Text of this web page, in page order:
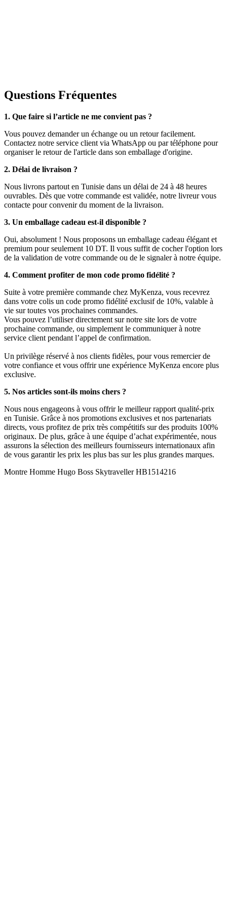
Questions Fréquentes
1. Que faire si l’article ne me convient pas ?
Vous pouvez demander un échange ou un retour facilement.
Contactez notre service client via WhatsApp ou par téléphone pour
organiser le retour de l'article dans son emballage d'origine.
2. Délai de livraison ?
Nous livrons partout en Tunisie dans un délai de 24 à 48 heures
ouvrables. Dès que votre commande est validée, notre livreur vous
contacte pour convenir du moment de la livraison.
3. Un emballage cadeau est-il disponible ?
Oui, absolument ! Nous proposons un emballage cadeau élégant et
premium pour seulement 10 DT. Il vous suffit de cocher l'option lors
de la validation de votre commande ou de le signaler à notre équipe.
4. Comment profiter de mon code promo fidélité ?
Suite à votre première commande chez MyKenza, vous recevrez
dans votre colis un code promo fidélité exclusif de 10%, valable à
vie sur toutes vos prochaines commandes.
Vous pouvez l’utiliser directement sur notre site lors de votre
prochaine commande, ou simplement le communiquer à notre
service client pendant l’appel de confirmation.
Un privilège réservé à nos clients fidèles, pour vous remercier de
votre confiance et vous offrir une expérience MyKenza encore plus
exclusive.
5. Nos articles sont-ils moins chers ?
Nous nous engageons à vous offrir le meilleur rapport qualité-prix
en Tunisie. Grâce à nos promotions exclusives et nos partenariats
directs, vous profitez de prix très compétitifs sur des produits 100%
originaux. De plus, grâce à une équipe d’achat expérimentée, nous
assurons la sélection des meilleurs fournisseurs internationaux afin
de vous garantir les prix les plus bas sur les plus grandes marques.
Montre Homme Hugo Boss Skytraveller HB1514216